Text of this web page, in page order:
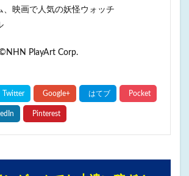
、映画で人気の妖怪ウォッチ
PlayArt Corp.